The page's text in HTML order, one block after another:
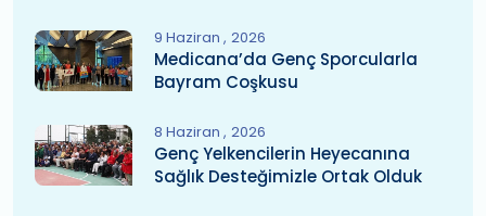
9 Haziran 2026
Medicana’da Genç Sporcularla
Bayram Coşkusu
8 Haziran 2026
Genç Yelkencilerin Heyecanına
Sağlık Desteğimizle Ortak Olduk